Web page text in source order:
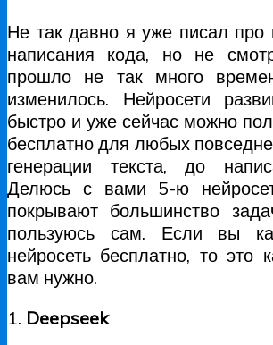
Не так давно я уже писал про
написания кода, но не
прошло не так много
изменилось. Нейросети
быстро и уже сейчас можно
бесплатно для любых
генерации текста, до
Делюсь с вами 5-ю
покрывают большинство
пользуюсь сам. Если вы
нейросеть бесплатно, то это
вам нужно.
1. Deepseek